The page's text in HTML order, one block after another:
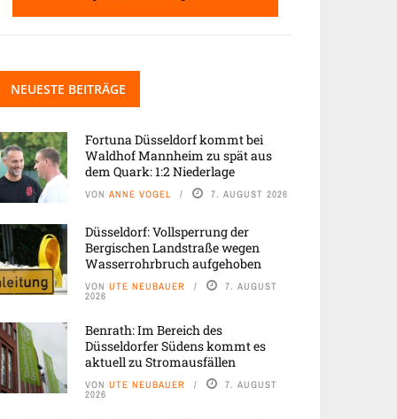
NEUESTE BEITRÄGE
Fortuna Düsseldorf kommt bei
Waldhof Mannheim zu spät aus
dem Quark: 1:2 Niederlage
VON ANNE VOGEL 7. AUGUST 2026
Düsseldorf: Vollsperrung der
Bergischen Landstraße wegen
Wasserrohrbruch aufgehoben
VON UTE NEUBAUER 7. AUGUST
2026
Benrath: Im Bereich des
Düsseldorfer Südens kommt es
aktuell zu Stromausfällen
VON UTE NEUBAUER 7. AUGUST
2026